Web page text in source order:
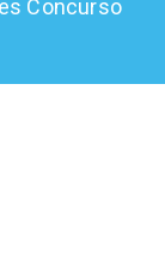
Concurso